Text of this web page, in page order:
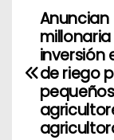
N
a
Anuncian
millonaria
inversión
de riego
pequeños